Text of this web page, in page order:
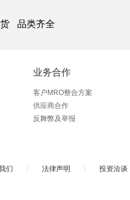
品类齐全
业务合作
客户MRO整合方案
供应商合作
反舞弊及举报
们 法律声明 投资洽谈